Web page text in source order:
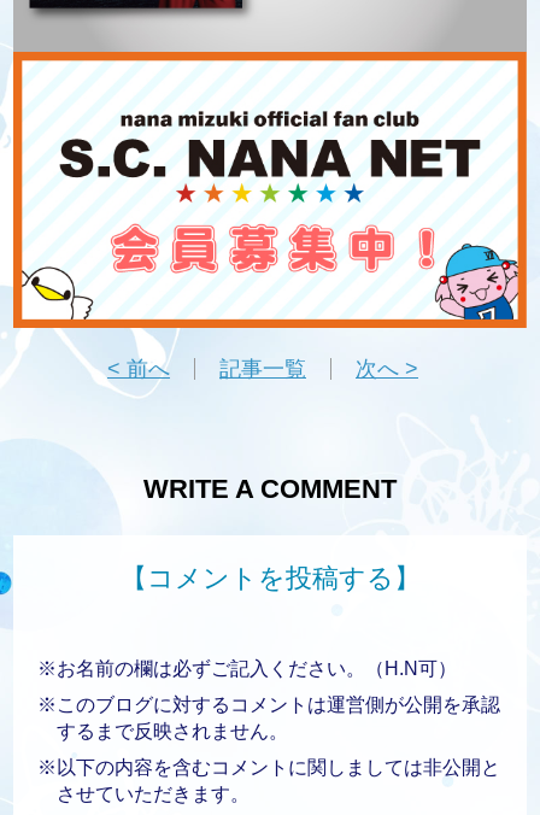
< 前へ 記事一覧 次へ >
WRITE A COMMENT
【コメントを投稿する】
※お名前の欄は必ずご記入ください。（H.N可）
※このブログに対するコメントは運営側が公開を承認
するまで反映されません。
※以下の内容を含むコメントに関しましては非公開と
させていただきます。